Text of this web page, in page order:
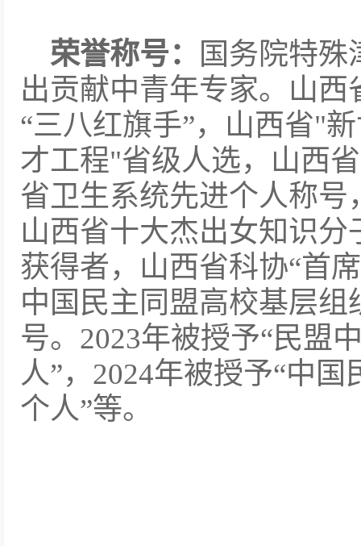
荣誉称号：
国务院特
出贡献中青年专家。山
“三八红旗手”，山西省"
才工程"省级人选，山西
省卫生系统先进个人称
山西省十大杰出女知识
获得者，山西省科协“首
中国民主同盟高校基层组
号。2023年被授予“民盟
人”，2024年被授予“中
个人”等。